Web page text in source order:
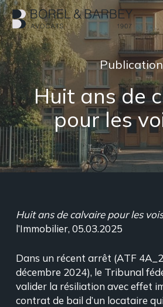
Passer
au
contenu
principal
Huit ans de
pour les
Huit ans de calvaire pour les
l’Immobilier, 05.03.2025
Dans un récent arrêt (ATF
décembre 2024), le Tribunal
valider la résiliation avec effet
contrat de bail d’un locataire